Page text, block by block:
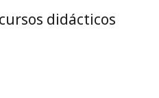
didácticos